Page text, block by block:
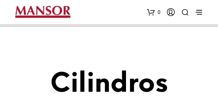
GRUPO KALLAY
0
Cilindros